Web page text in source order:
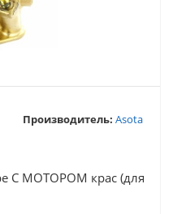
Производитель: Asota
С МОТОРОМ крас (для